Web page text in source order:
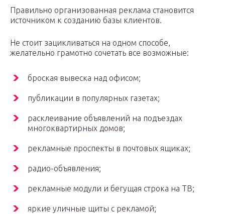
Правильно организованная реклама становится
источником к созданию базы клиентов.
Не стоит зацикливаться на одном способе,
желательно грамотно сочетать все возможные:
броская вывеска над офисом;
публикации в популярных газетах;
расклеивание объявлений на подъездах
многоквартирных домов;
рекламные проспекты в почтовых ящиках;
радио-объявления;
рекламные модули и бегущая строка на ТВ;
яркие уличные щиты с рекламой;